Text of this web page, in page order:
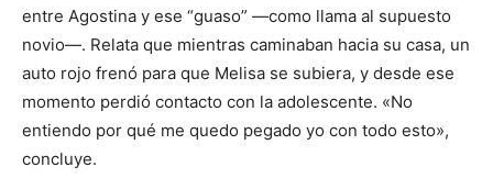
entre Agostina y ese “guaso” —como llama al supuesto
novio—. Relata que mientras caminaban hacia su casa, un
auto rojo frenó para que Melisa se subiera, y desde ese
momento perdió contacto con la adolescente. «No
entiendo por qué me quedo pegado yo con todo esto»,
concluye.